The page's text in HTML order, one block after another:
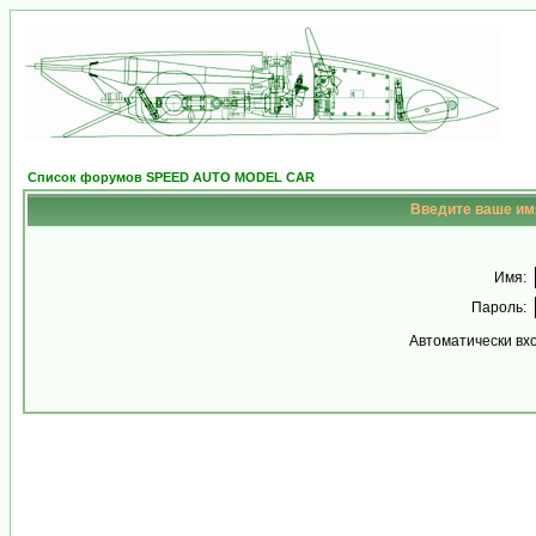
Список форумов SPEED AUTO MODEL CAR
Введите ваше
Имя:
Пароль:
Автоматически